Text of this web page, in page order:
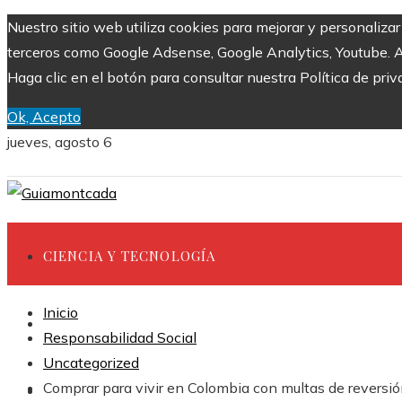
Nuestro sitio web utiliza cookies para mejorar y
terceros como Google Adsense, Google Analytics,
Haga clic en el botón para consultar nuestra Política de
Ok, Acepto
jueves, agosto 6
CIENCIA Y TECNOLOGÍA
INVERSIONES Y NEGOCIOS
CULTURA Y OCIO
Inicio
Responsabilidad Social
Uncategorized
Comprar para vivir en Colombia con multas de